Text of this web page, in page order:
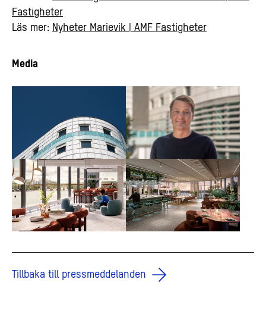
Fastigheter
Läs mer: Nyheter Marievik | AMF Fastigheter
Media
Tillbaka till pressmeddelanden